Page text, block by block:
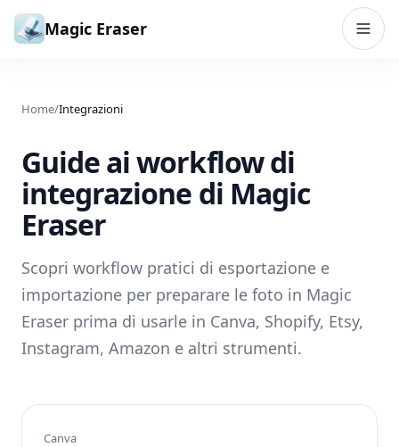
Vai al contenuto
Magic Eraser
Home/Integrazioni
Guide ai workflow di
integrazione di Magic
Eraser
Scopri workflow pratici di esportazione e
importazione per preparare le foto in Magic
Eraser prima di usarle in Canva, Shopify, Etsy,
Instagram, Amazon e altri strumenti.
Canva